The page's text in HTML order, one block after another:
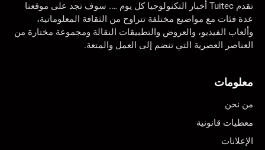
تقدم Tuitec أخبار التكنولوجيا كل يوم …. سوف تجد على موقعنا
عدة فئات مع مواضيع مختلفة تتراوح من الثقافة المعلوماتية،
وألعاب الفيديو، والعروض والتطبيقات النقالة ومجموعة مختارة من
العناصر العصرية التي تنضم إلى العمل والمتعة.
معلومات
من نحن
معطيات قانونية
الإعلانات